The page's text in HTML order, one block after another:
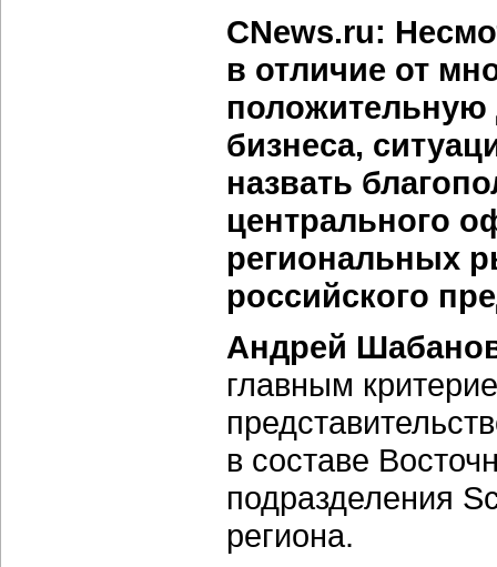
CNews.ru:
в отличие от
положительную
бизнеса,
назвать
центрального
региональных
российского
Андрей
главным
в составе
подразделения
региона.